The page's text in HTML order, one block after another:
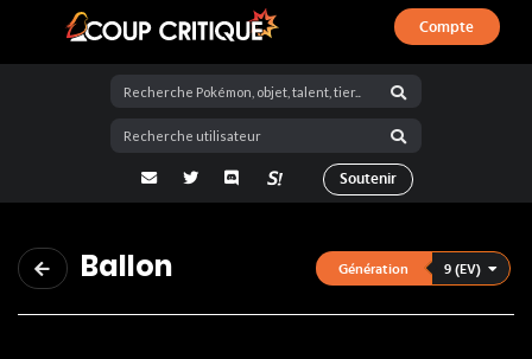
Coup Critique
Compte
adresse email
Twitter Discord La Salty Room sur Pokémon
Soutenir
Ballon Génération 9 (EV)